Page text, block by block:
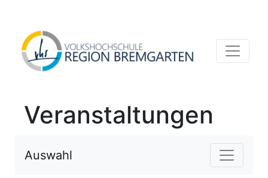
Veranstaltungen
Auswahl